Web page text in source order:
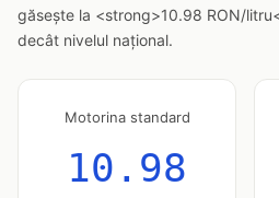
găsește la <strong>10.98 RON/
decât nivelul național.
Motorina standard
10.98